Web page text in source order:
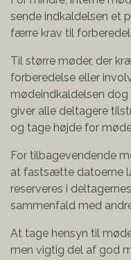
sende indkaldelsen et
færre krav til
Til større møder, der
forberedelse eller
mødeindkaldelsen
giver alle deltagere
og tage højde for
For tilbagevendende
at fastsætte datoerne
reserveres i
sammenfald med
At tage hensyn til
men vigtig del af god